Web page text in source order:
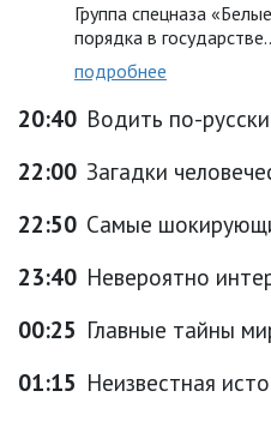
Группа спецназа
порядка в
подробнее
20:40 Водить по-русски
22:00 Загадки
22:50 Самые
23:40 Невероятно
00:25 Главные тайны
01:15 Неизвестная